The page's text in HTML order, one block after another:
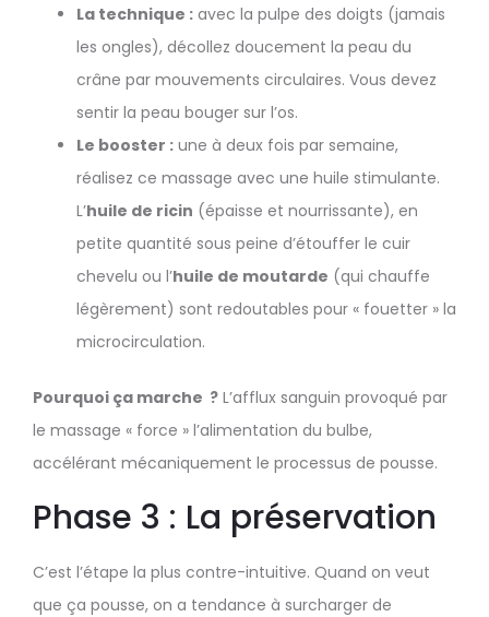
La technique : avec la pulpe des doigts (jamais
les ongles), décollez doucement la peau du
crâne par mouvements circulaires. Vous devez
sentir la peau bouger sur l’os.
Le booster : une à deux fois par semaine,
réalisez ce massage avec une huile stimulante.
L’huile de ricin (épaisse et nourrissante), en
petite quantité sous peine d’étouffer le cuir
chevelu ou l’huile de moutarde (qui chauffe
légèrement) sont redoutables pour « fouetter » la
microcirculation.
Pourquoi ça marche ? L’afflux sanguin provoqué par
le massage « force » l’alimentation du bulbe,
accélérant mécaniquement le processus de pousse.
Phase 3 : La préservation
C’est l’étape la plus contre-intuitive. Quand on veut
que ça pousse, on a tendance à surcharger de